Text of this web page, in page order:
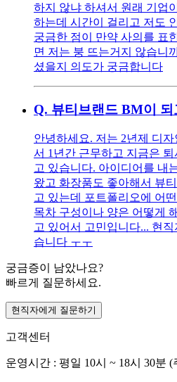
하지 않냐 하셔서 원래 기업
하는데 시간이 걸리고 저도
궁금한 점이 만약 사의를 표
면 저는 붕 뜨는거지 않습니
셨을지 의도가 궁금합니다
Q. 뷰티브랜드 BM이 되
안녕하세요. 저는 2년제 디
서 1년간 근무하고 지금은
고 있습니다. 아이디어를 내
왔고 화장품도 좋아해서 뷰
고 있는데 포트폴리오에 어
목차 구성이나 양은 어떻게
고 있어서 고민입니다... 현
습니다 ㅜㅜ
궁금증이 남았나요?
빠르게 질문하세요.
현직자에게 질문하기
고객센터
운영시간 : 평일 10시 ~ 18시 30분